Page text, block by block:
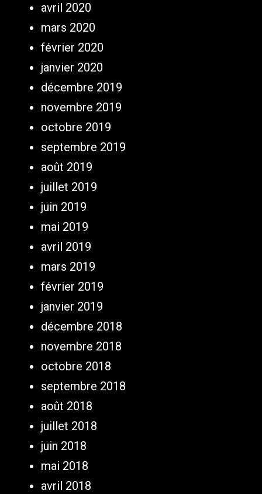
avril 2020
mars 2020
février 2020
janvier 2020
décembre 2019
novembre 2019
octobre 2019
septembre 2019
août 2019
juillet 2019
juin 2019
mai 2019
avril 2019
mars 2019
février 2019
janvier 2019
décembre 2018
novembre 2018
octobre 2018
septembre 2018
août 2018
juillet 2018
juin 2018
mai 2018
avril 2018